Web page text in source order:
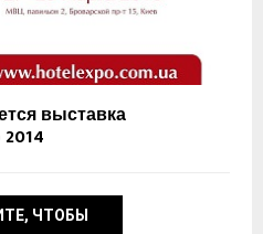
выставка
ЧТОБЫ